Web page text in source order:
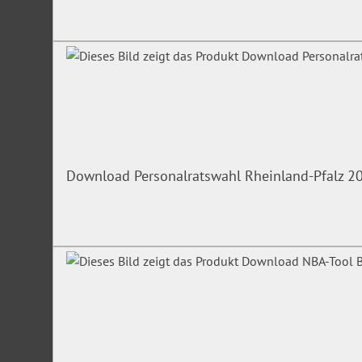
Download Personalratswahl Rheinland-Pfalz